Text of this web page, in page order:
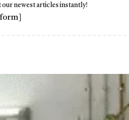
newest articles instantly!